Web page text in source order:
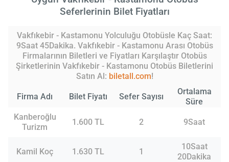
Seferlerinin Bilet Fiyatları
Vakfıkebir - Kastamonu Yolculuğu Otobüsle Kaç Saat:
9Saat 45Dakika. Vakfıkebir - Kastamonu Arası Otobüs
Firmalarının Biletleri ve Fiyatları Karşılaştır Otobüs
Şirketlerinin Vakfıkebir - Kastamonu Otobüs Biletlerini
Satın Al: biletall.com!
Firma Adı Bilet Fiyatı Sefer Sayısı
Ortalama
Süre
Kanberoğlu
Turizm
1.600 TL 2 9Saat
Kamil Koç 1.630 TL 1
10Saat
20Dakika